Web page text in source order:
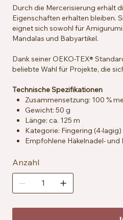
Durch die Mercerisierung erhält
Eigenschaften erhalten bleiben.
eignet sich sowohl für
Mandalas und Babyartikel.
Dank seiner OEKO-TEX®
beliebte Wahl für Projekte, die
Technische Spezifikationen
Zusammensetzung: 100 %
Gewicht: 50 g
Länge: ca. 125 m
Kategorie: Fingering (4-lagig)
Empfohlene Häkelnadel- und
Zertifizierung: OEKO-TEX®
Pflegehinweise:
Herstellung: Hergestellt aus
Anzahl